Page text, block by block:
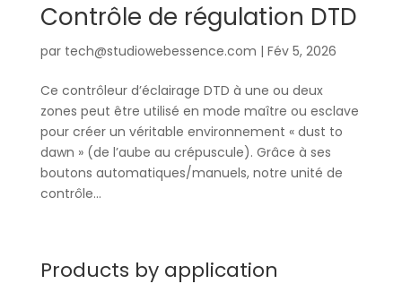
Contrôle de régulation DTD
par tech@studiowebessence.com | Fév 5, 2026
Ce contrôleur d’éclairage DTD à une ou deux
zones peut être utilisé en mode maître ou esclave
pour créer un véritable environnement « dust to
dawn » (de l’aube au crépuscule). Grâce à ses
boutons automatiques/manuels, notre unité de
contrôle...
Products by application